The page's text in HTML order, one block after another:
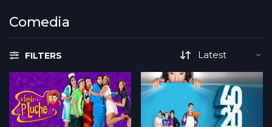
Comedia
FILTERS